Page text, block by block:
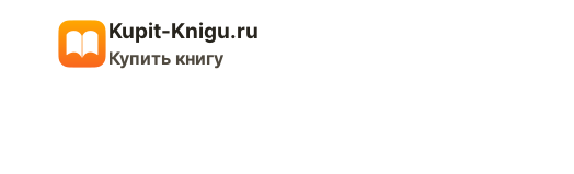
содержимому
Kupit-Knigu.ru
Купить книгу